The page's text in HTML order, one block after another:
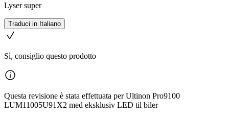
Lyser super
Traduci in Italiano
Sì, consiglio questo prodotto
Questa revisione è stata effettuata per Ultinon Pro9100
LUM11005U91X2 med eksklusiv LED til biler